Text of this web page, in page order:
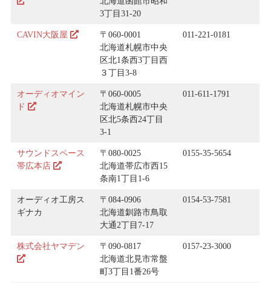
3丁目31-20
CAVIN大阪屋
〒060-0001
北海道札幌市中央
区北1条西3丁目西
３丁目3-8
011-221-0181
オーディオマイン
ド
〒060-0005
北海道札幌市中央
区北5条西24丁目
3-1
011-611-1791
サウンドスペース
帯広本店
〒080-0025
北海道帯広市西15
条南1丁目1-6
0155-35-5654
オーディオ工房ス
ギナカ
〒084-0906
北海道釧路市鳥取
大通2丁目7-17
0154-53-7581
株式会社ヤマデン
〒090-0817
北海道北見市常盤
町3丁目1番26号
0157-23-3000